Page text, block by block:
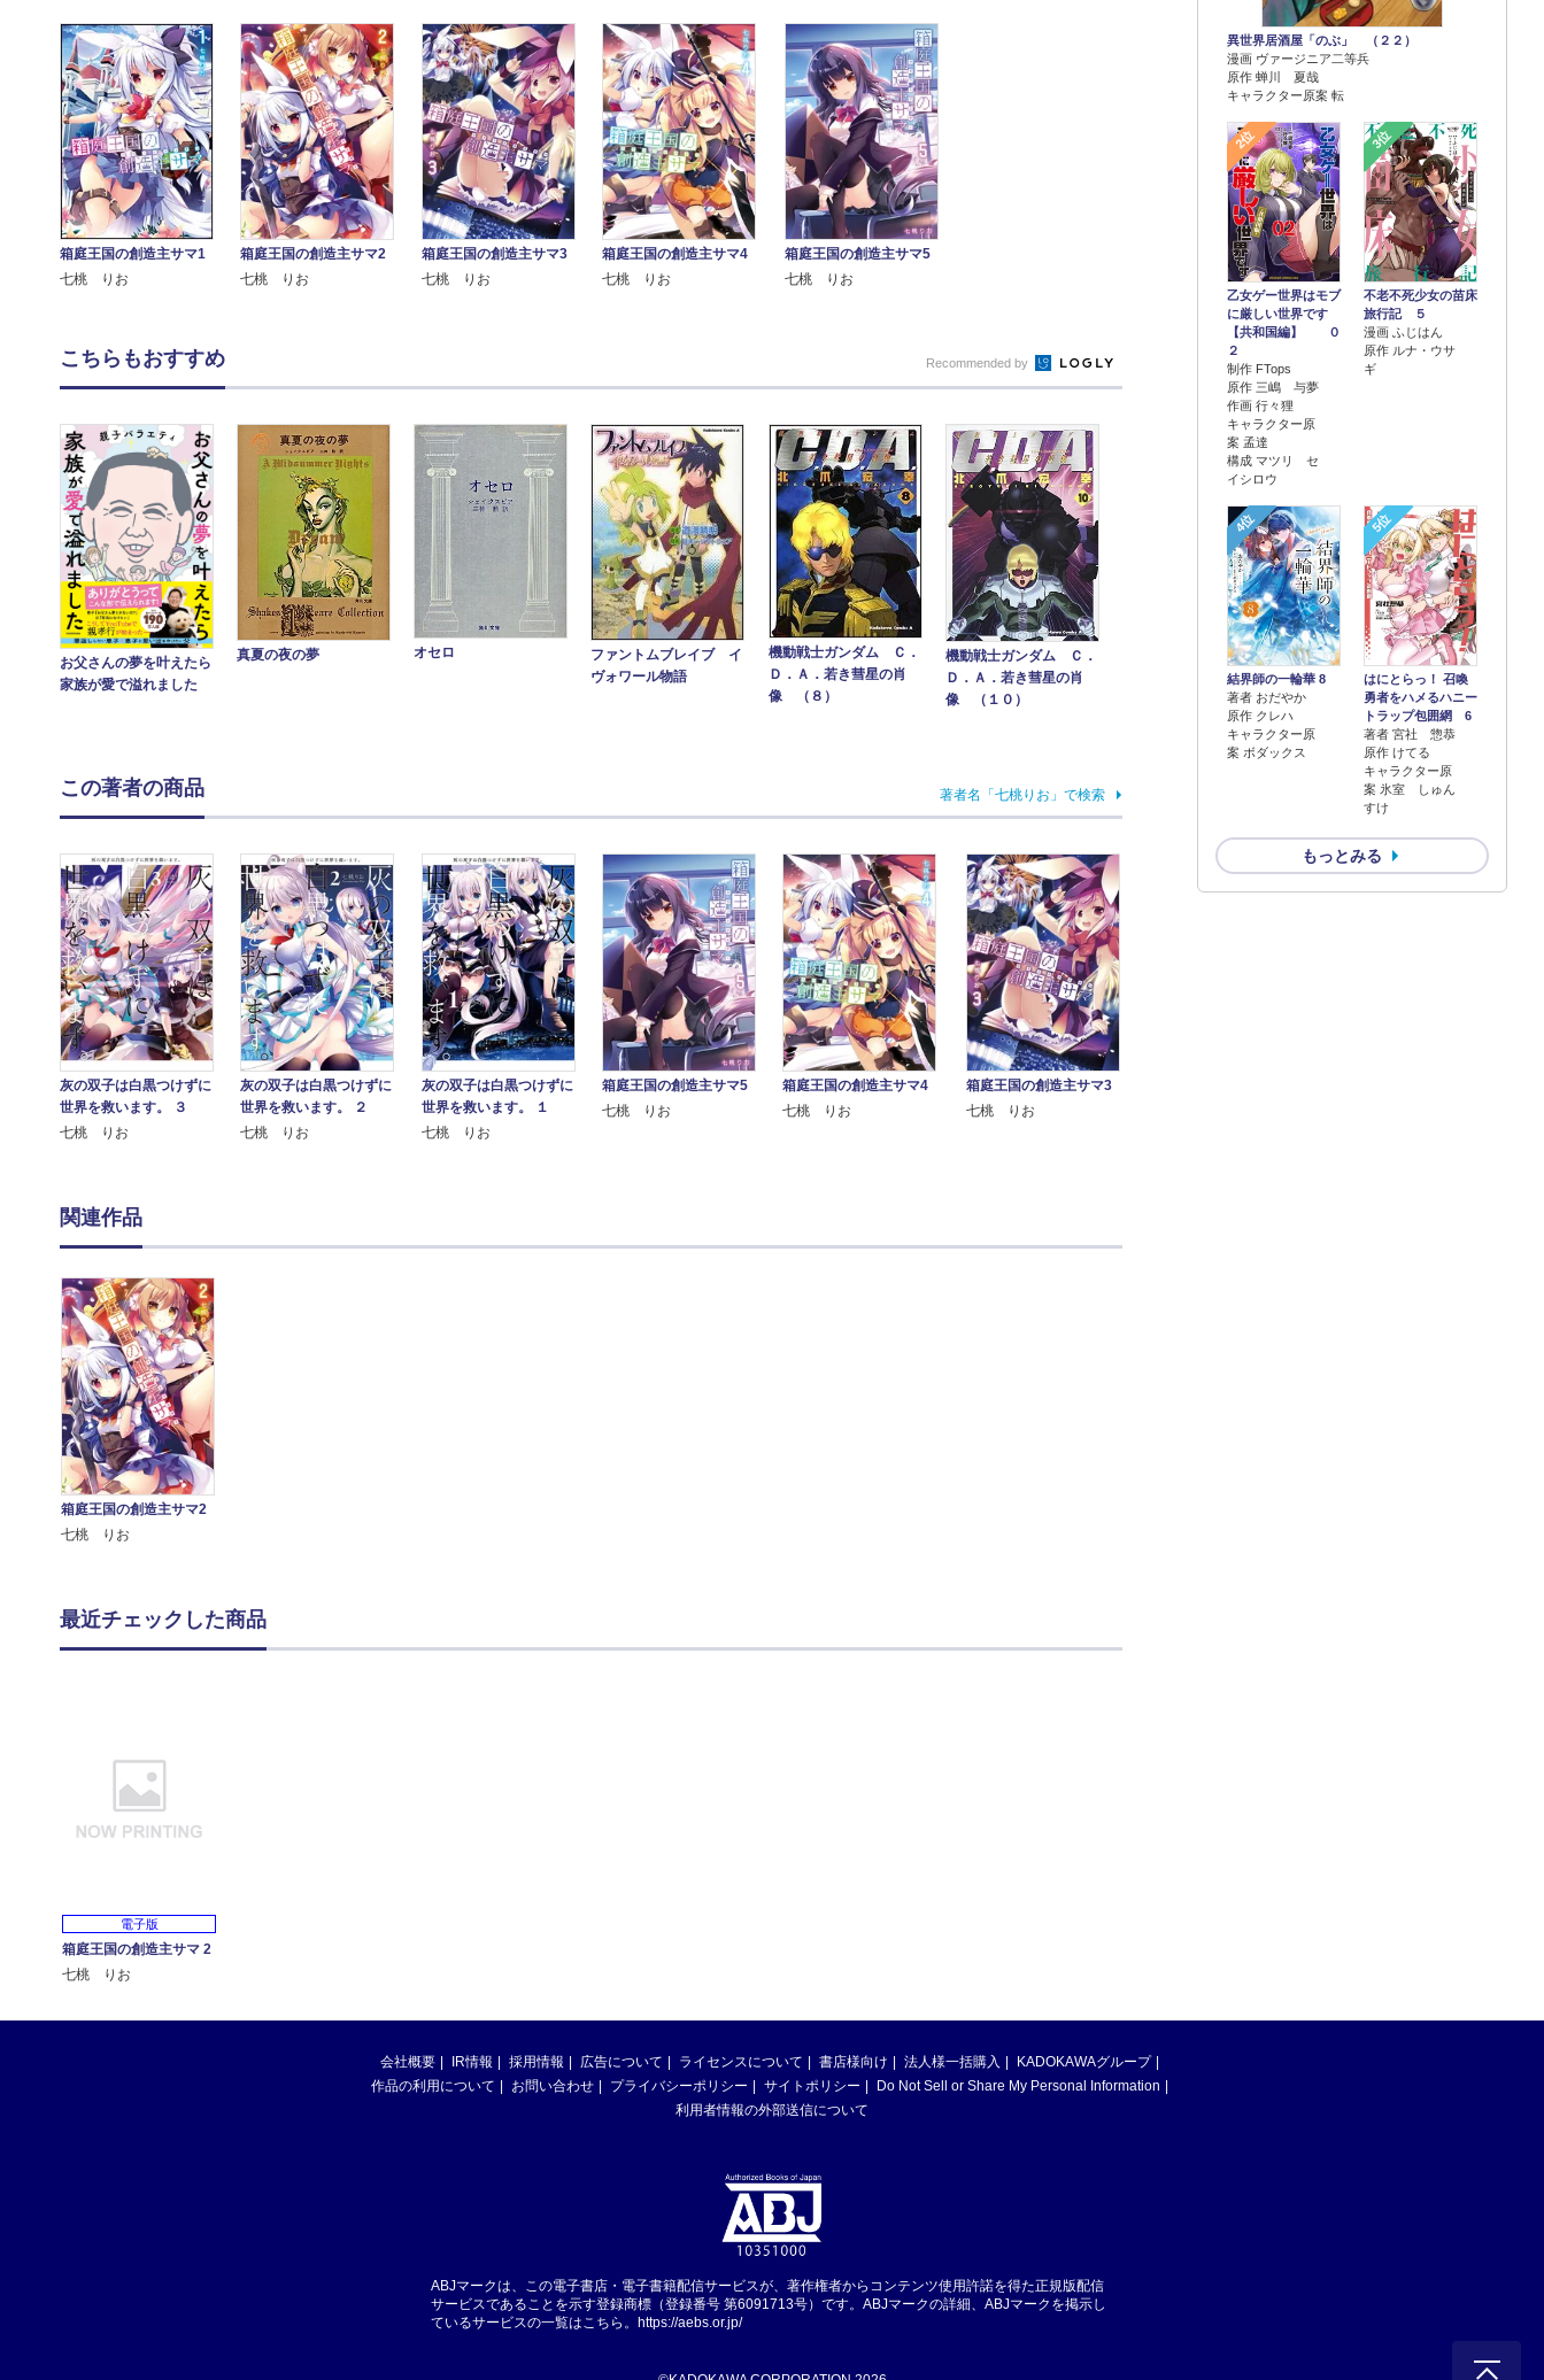
箱庭王国の創造主サマ1
七桃 りお
箱庭王国の創造主サマ2
七桃 りお
箱庭王国の創造主サマ3
七桃 りお
箱庭王国の創造主サマ4
七桃 りお
箱庭王国の創造主サマ5
七桃 りお
異世界居酒屋「のぶ」 （２２）
漫画 ヴァージニア二等兵
原作 蝉川 夏哉
キャラクター原案 転
2位
乙女ゲー世界はモブ
に厳しい世界です
【共和国編】 ０
２
制作 FTops
原作 三嶋 与夢
作画 行々狸
キャラクター原
案 孟達
構成 マツリ セ
イシロウ
3位
不老不死少女の苗床
旅行記 ５
漫画 ふじはん
原作 ルナ・ウサ
ギ
4位
結界師の一輪華 8
著者 おだやか
原作 クレハ
キャラクター原
案 ボダックス
5位
はにとらっ！ 召喚
勇者をハメるハニー
トラップ包囲網 6
著者 宮社 惣恭
原作 けてる
キャラクター原
案 氷室 しゅん
すけ
もっとみる
こちらもおすすめ Recommended by
お父さんの夢を叶えたら
家族が愛で溢れました
真夏の夜の夢 オセロ
ファントムブレイブ イ
ヴォワール物語
機動戦士ガンダム Ｃ．
Ｄ．Ａ．若き彗星の肖
像 （８）
機動戦士ガンダム Ｃ．
Ｄ．Ａ．若き彗星の肖
像 （１０）
この著者の商品 著者名「七桃りお」で検索
灰の双子は白黒つけずに
世界を救います。 ３
七桃 りお
灰の双子は白黒つけずに
世界を救います。 ２
七桃 りお
灰の双子は白黒つけずに
世界を救います。 １
七桃 りお
箱庭王国の創造主サマ5
七桃 りお
箱庭王国の創造主サマ4
七桃 りお
箱庭王国の創造主サマ3
七桃 りお
関連作品
箱庭王国の創造主サマ2
七桃 りお
最近チェックした商品
電子版
箱庭王国の創造主サマ 2
七桃 りお
会社概要 IR情報 採用情報 広告について ライセンスについて 書店様向け 法人様一括購入
KADOKAWAグループ
作品の利用について
お問い合わせ プライバシーポリシー サイトポリシー
Do Not Sell or Share My Personal Information
利用者情報の外部送信について
ABJマークは、この電子書店・電子書籍配信サービスが、著作権者からコンテンツ使用許諾を得た正規版配信
サービスであることを示す登録商標（登録番号 第6091713号）です。ABJマークの詳細、ABJマークを掲示し
ているサービスの一覧はこちら。 https://aebs.or.jp/